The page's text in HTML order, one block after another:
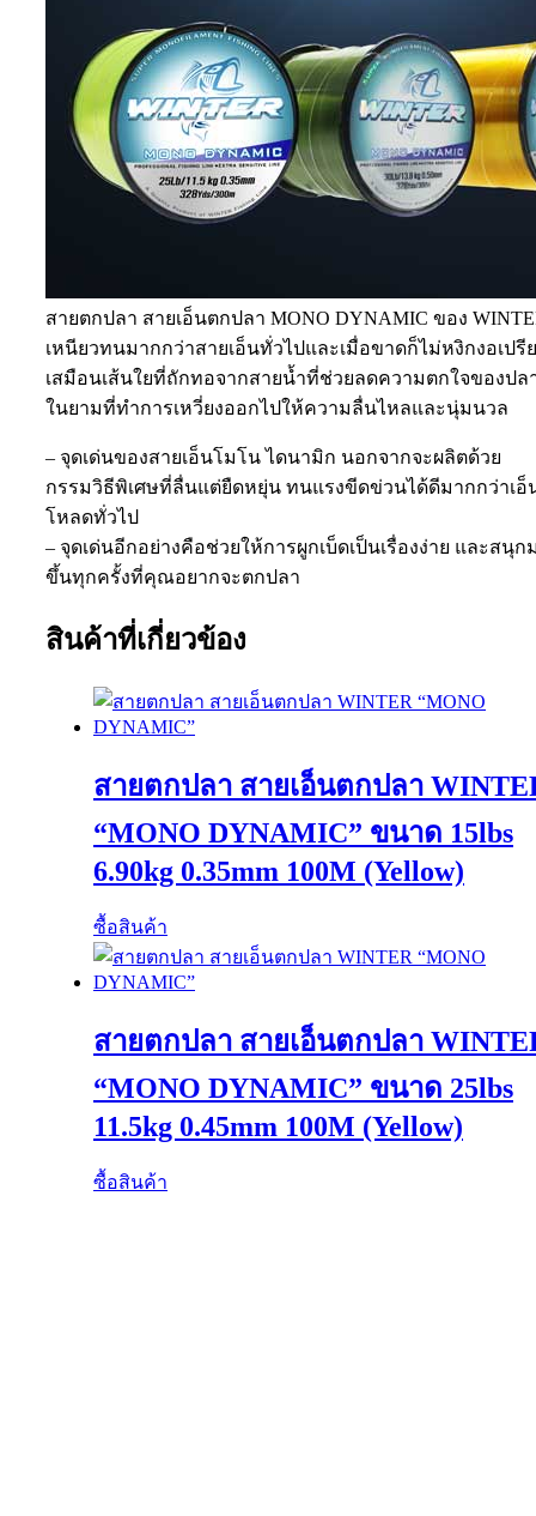
สายตกปลา สายเอ็นตกปลา MONO DYNAMIC ของ
เหนียวทนมากกว่าสายเอ็นทั่วไปและเมื่อขาดก็ไม่หงิกงอเปรี
เสมือนเส้นใยที่ถักทอจากสายน้ำที่ช่วยลดความตกใจของปล
ในยามที่ทำการเหวี่ยงออกไปให้ความลื่นไหลและนุ่มนวล
– จุดเด่นของสายเอ็นโมโน ไดนามิก นอกจากจะผลิตด้วย
กรรมวิธีพิเศษที่ลื่นแต่ยืดหยุ่น ทนแรงขีดข่วนได้ดีมากกว่าเอ็
โหลดทั่วไป
– จุดเด่นอีกอย่างคือช่วยให้การผูกเบ็ดเป็นเรื่องง่าย และสนุก
ขึ้นทุกครั้งที่คุณอยากจะตกปลา
สินค้าที่เกี่ยวข้อง
สายตกปลา สายเอ็นตกปลา
“MONO DYNAMIC” ขนาด 15lbs
6.90kg 0.35mm 100M (Yellow)
ซื้อสินค้า
สายตกปลา สายเอ็นตกปลา
“MONO DYNAMIC” ขนาด 25lbs
11.5kg 0.45mm 100M (Yellow)
ซื้อสินค้า